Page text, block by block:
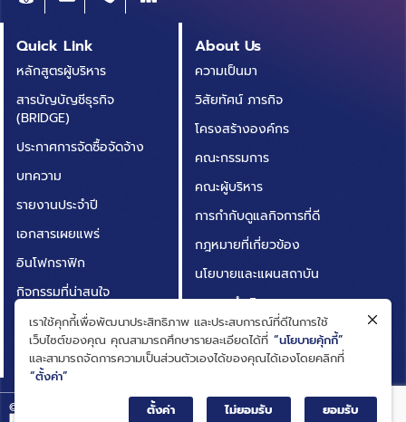
Quick Link
หลักสูตรผู้บริหาร
สารบัญบัญชีธุรกิจ
(BRIDGE)
ประกาศการจัดซื้อจัดจ้าง
บทความ
รายงานประจำปี
เอกสารเผยแพร่
อินโฟกราฟิก
กิจกรรมที่น่าสนใจ
ติดต่อเรา
คำถามที่พบบ่อย
About Us
ความเป็นมา
วิสัยทัศน์ ภารกิจ
โครงสร้างองค์กร
คณะกรรมการ
คณะผู้บริหาร
การกำกับดูแลกิจการที่ดี
กฎหมายที่เกี่ยวข้อง
นโยบายและแผนสถาบัน
ผลการดำเนินงาน
ความโปร่งใสในการดำเนิน
งาน (ITA)
© Big Data Institute | Privacy Notice
เราใช้คุกกี้เพื่อพัฒนาประสิทธิภาพ และประสบการณ์ที่ดีในการใช้
เว็บไซต์ของคุณ คุณสามารถศึกษารายละเอียดได้ที่ “นโยบายคุ้กกี้”
และสามารถจัดการความเป็นส่วนตัวเองได้ของคุณได้เองโดยคลิกที่
“ตั้งค่า”
ตั้งค่า
ไม่ยอมรับ ยอมรับ